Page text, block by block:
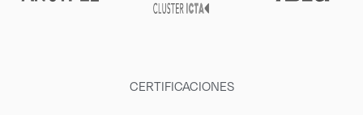
CERTIFICACIONES